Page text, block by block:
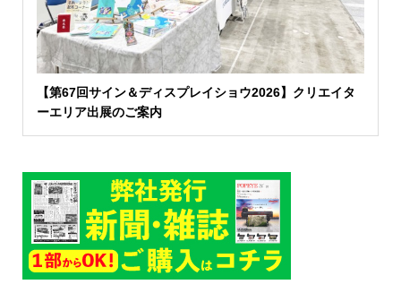
【第67回サイン＆ディスプレイショウ2026】クリエイタ
ーエリア出展のご案内